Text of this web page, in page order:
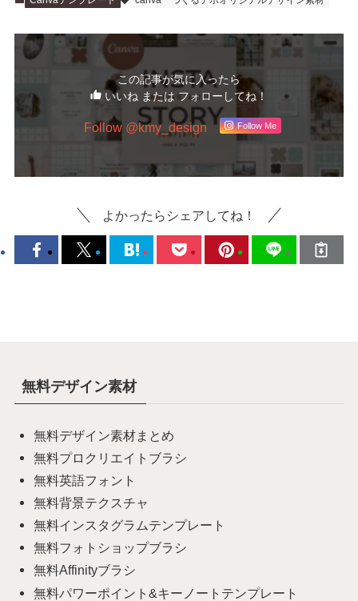
この記事が気に入ったら
いいね または フォローしてね！
Follow @kmy_design Follow Me
よかったらシェアしてね！
無料デザイン素材
無料デザイン素材まとめ
無料プロクリエイトブラシ
無料英語フォント
無料背景テクスチャ
無料インスタグラムテンプレート
無料フォトショップブラシ
無料Affinityブラシ
無料パワーポイント&キーノートテンプレート